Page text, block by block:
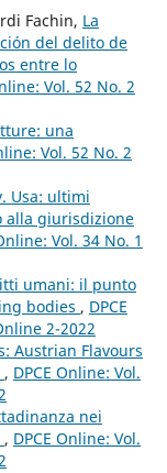
Fachin, La
del delito de
entre lo
Vol. 52 No. 2
una
Vol. 52 No. 2
Usa: ultimi
giurisdizione
Vol. 34 No. 1
umani: il punto
bodies , DPCE
2-2022
Austrian Flavours
, DPCE Online: Vol.
nei
, DPCE Online: Vol.